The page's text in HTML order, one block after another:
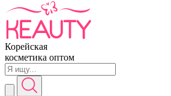
Корейская
косметика оптом